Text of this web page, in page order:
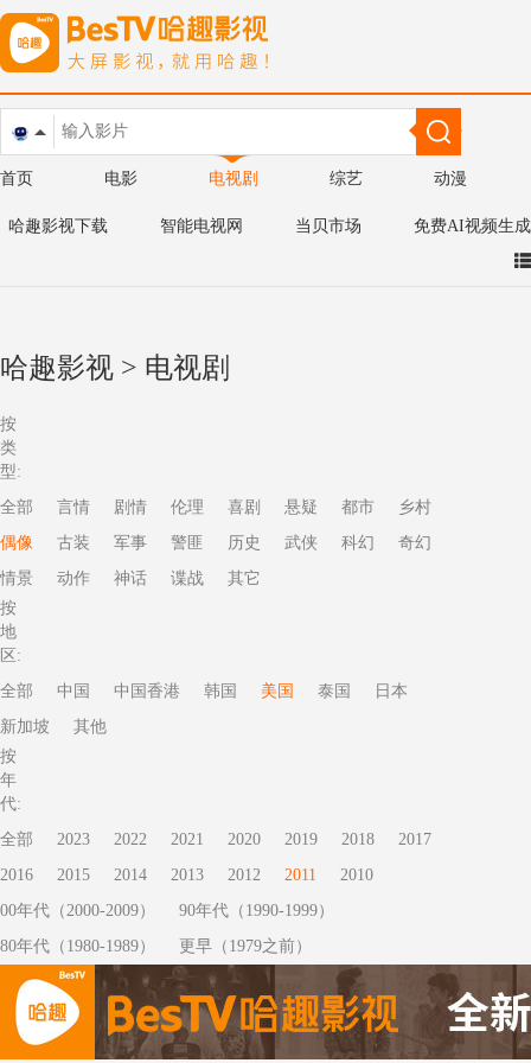
首页 电影 电视剧 综艺 动漫
哈趣影视下载 智能电视网 当贝市场 免费AI视频生成
哈趣影视 > 电视剧
按
类
型:
全部
言情 剧情 伦理 喜剧 悬疑 都市
乡村
偶像
古装 军事 警匪 历史 武侠 科幻
奇幻
情景
动作 神话 谍战
其它
按
地
区:
全部
中国 中国香港 韩国 美国 泰国
日本
新加坡
其他
按
年
代:
全部
2023 2022 2021 2020 2019 2018
2017
2016
2015 2014 2013 2012 2011
2010
00年代（2000-2009）
90年代（1990-1999）
80年代（1980-1989）
更早（1979之前）